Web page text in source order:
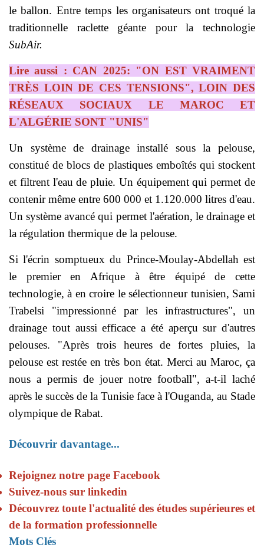
le ballon. Entre temps les organisateurs ont troqué la
traditionnelle raclette géante pour la technologie
SubAir.
Lire aussi : CAN 2025: "ON EST VRAIMENT
TRÈS LOIN DE CES TENSIONS", LOIN DES
RÉSEAUX SOCIAUX LE MAROC ET
L'ALGÉRIE SONT "UNIS"
Un système de drainage installé sous la pelouse,
constitué de blocs de plastiques emboîtés qui stockent
et filtrent l'eau de pluie. Un équipement qui permet de
contenir même entre 600 000 et 1.120.000 litres d'eau.
Un système avancé qui permet l'aération, le drainage et
la régulation thermique de la pelouse.
Si l'écrin somptueux du Prince-Moulay-Abdellah est
le premier en Afrique à être équipé de cette
technologie, à en croire le sélectionneur tunisien, Sami
Trabelsi "impressionné par les infrastructures", un
drainage tout aussi efficace a été aperçu sur d'autres
pelouses. "Après trois heures de fortes pluies, la
pelouse est restée en très bon état. Merci au Maroc, ça
nous a permis de jouer notre football", a-t-il laché
après le succès de la Tunisie face à l'Ouganda, au Stade
olympique de Rabat.
Découvrir davantage...
Rejoignez notre page Facebook
Suivez-nous sur linkedin
Découvrez toute l'actualité des études supérieures et
de la formation professionnelle
Mots Clés